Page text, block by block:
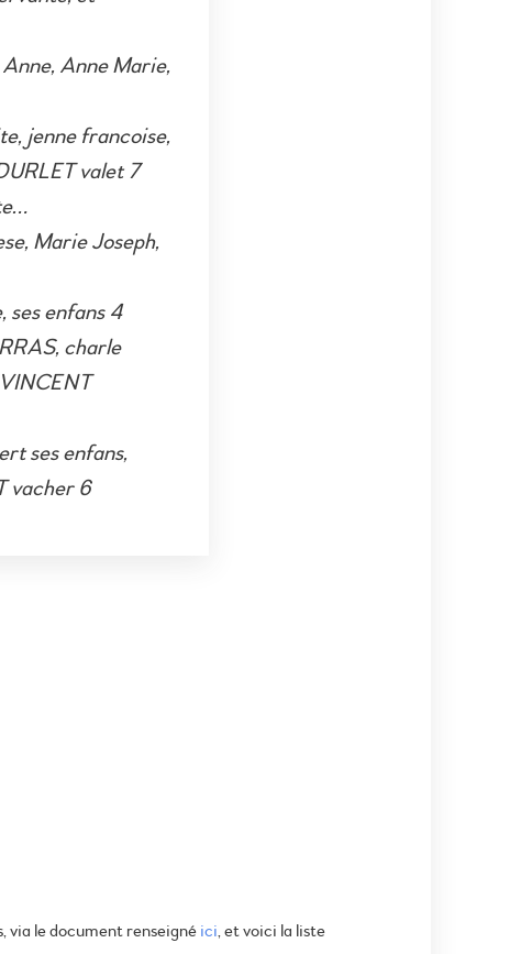
Anne Marie,
jenne francoise,
valet 7
Marie Joseph,
ses enfans 4
charle
ses enfans,
vacher 6
via le document renseigné ici, et voici la liste